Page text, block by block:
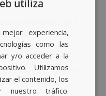
Entrevista de El
de Zárate
el medio no es tu
como partner de
de GASIB
BASQUE
ENGLISH
utiliza
experiencia,
como las
y/o acceder a la
Utilizamos
el contenido, los
nuestro tráfico.